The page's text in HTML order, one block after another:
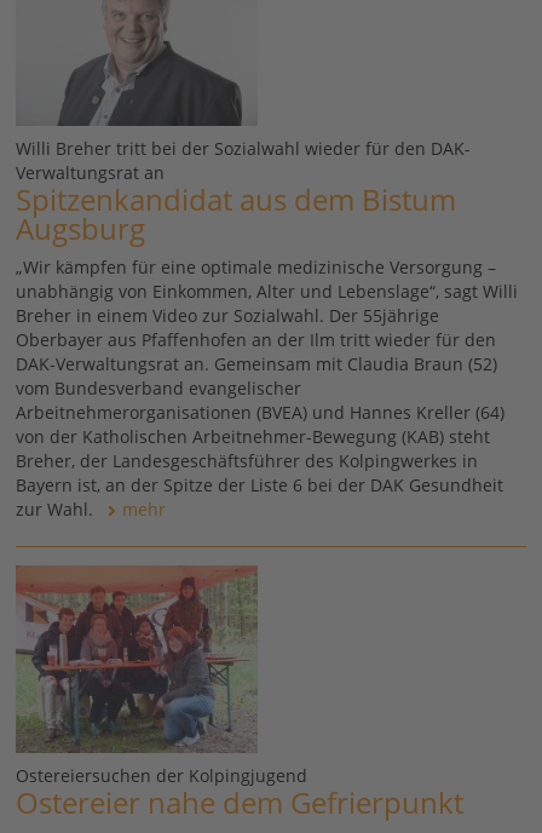
Willi Breher tritt bei der Sozialwahl wieder für den DAK-
Verwaltungsrat an
Spitzenkandidat aus dem Bistum
Augsburg
„Wir kämpfen für eine optimale medizinische Versorgung –
unabhängig von Einkommen, Alter und Lebenslage“, sagt Willi
Breher in einem Video zur Sozialwahl. Der 55jährige
Oberbayer aus Pfaffenhofen an der Ilm tritt wieder für den
DAK-Verwaltungsrat an. Gemeinsam mit Claudia Braun (52)
vom Bundesverband evangelischer
Arbeitnehmerorganisationen (BVEA) und Hannes Kreller (64)
von der Katholischen Arbeitnehmer-Bewegung (KAB) steht
Breher, der Landesgeschäftsführer des Kolpingwerkes in
Bayern ist, an der Spitze der Liste 6 bei der DAK Gesundheit
zur Wahl.
mehr
Ostereiersuchen der Kolpingjugend
Ostereier nahe dem Gefrierpunkt